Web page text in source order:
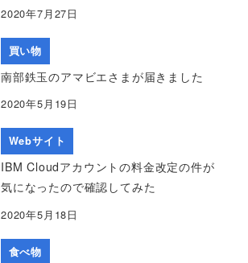
2020年7月27日
買い物
南部鉄玉のアマビエさまが届きました
2020年5月19日
Webサイト
IBM Cloudアカウントの料金改定の件が
気になったので確認してみた
2020年5月18日
食べ物